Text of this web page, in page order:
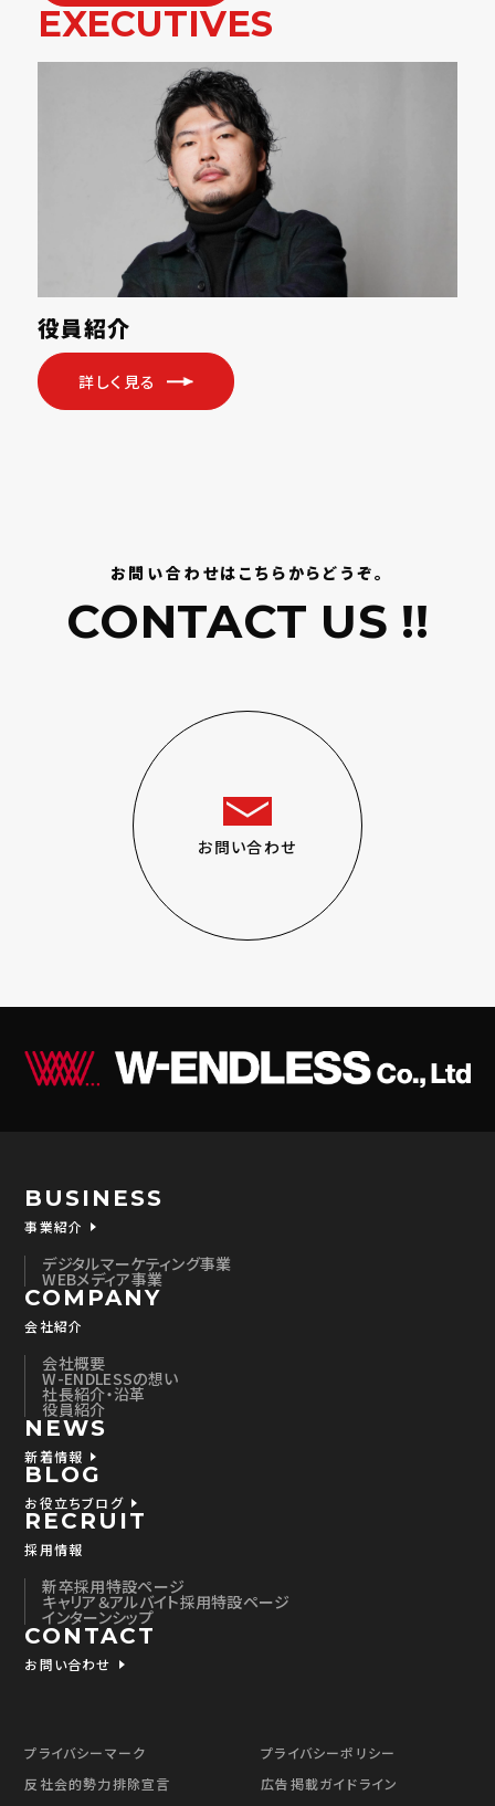
EXECUTIVES
役員紹介
詳しく見る
お問い合わせはこちらからどうぞ。
CONTACT US !!
お問い合わせ
BUSINESS
事業紹介
デジタルマーケティング事業
WEBメディア事業
COMPANY
会社紹介
会社概要
W-ENDLESSの想い
社長紹介・沿革
役員紹介
NEWS
新着情報
BLOG
お役立ちブログ
RECRUIT
採用情報
新卒採用特設ページ
キャリア＆アルバイト採用特設ページ
インターンシップ
CONTACT
お問い合わせ
プライバシーマーク
プライバシーポリシー
反社会的勢力排除宣言
広告掲載ガイドライン